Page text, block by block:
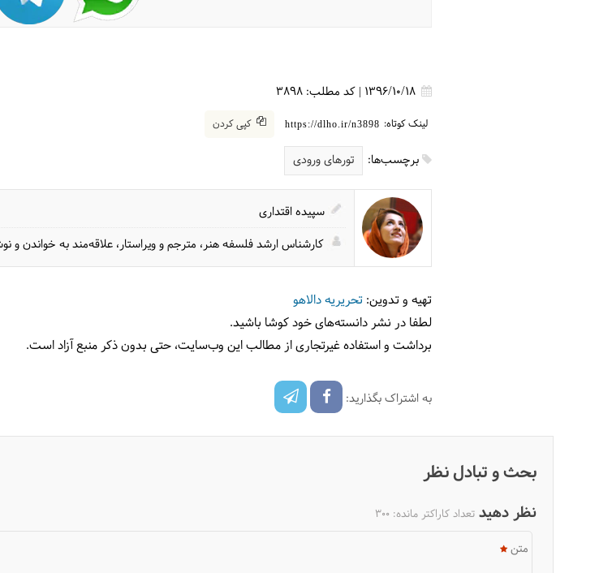
1396/10/18
| کد مطلب: 3898
لینک کوتاه: https://dlho.ir/n3898 کپی کردن
برچسب‌ها: تورهای ورودی
سپیده اقتداری
کارشناس ارشد فلسفه هنر، مترجم و ویراستار، علاقه‌مند به خواندن و
تهیه و تدوین: تحریریه دالاهو
لطفا در نشر دانسته‌های خود کوشا باشید.
برداشت و استفاده غیرتجاری از مطالب این وب‌سایت، حتی بدون ذکر منبع آزاد است.
به اشتراک بگذارید:
بحث و تبادل نظر
نظر دهید تعداد کاراکتر مانده: 300
متن